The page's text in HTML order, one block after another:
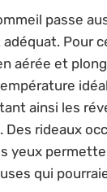
passe
Pour
aérée et
ainsi les
Des rideaux
yeux
qui